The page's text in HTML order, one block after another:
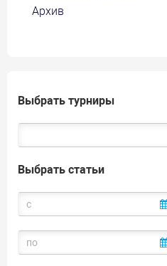
Архив
Выбрать турниры
Выбрать статьи